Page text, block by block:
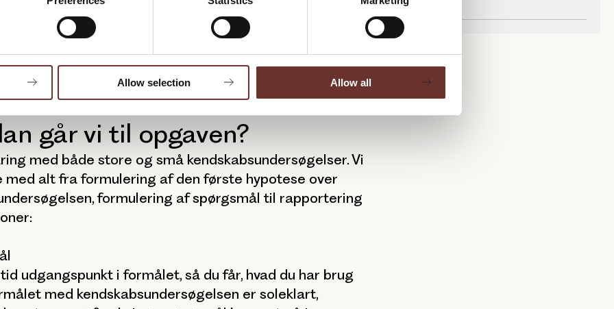
Allow selection Allow all
går vi til opgaven?
med både store og små kendskabsundersøgelser. Vi
med alt fra formulering af den første hypotese over
formulering af spørgsmål til rapportering
udgangspunkt i formålet, så du får, hvad du har brug
med kendskabsundersøgelsen er soleklart,